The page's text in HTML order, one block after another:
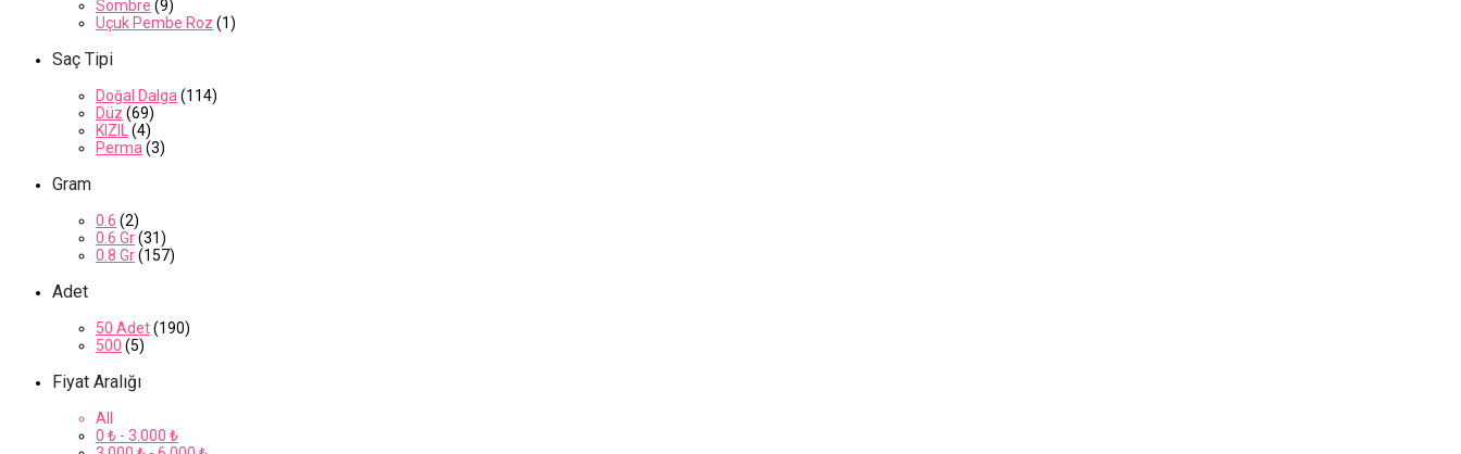
Sombre (9)
Uçuk Pembe Roz (1)
Saç Tipi
Doğal Dalga (114)
Düz (69)
KIZIL (4)
Perma (3)
Gram
0.6 (2)
0.6 Gr(31)
0.8 Gr(157)
Adet
50 Adet(190)
500 (5)
Fiyat Aralığı
All
0 ₺ - 3.000 ₺